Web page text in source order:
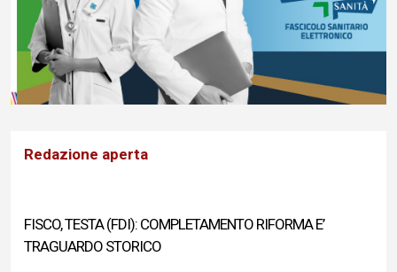
Redazione aperta
FISCO, TESTA (FDI): COMPLETAMENTO RIFORMA E’
TRAGUARDO STORICO